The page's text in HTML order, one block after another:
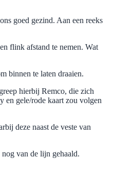
goed gezind. Aan een reeks
flink afstand te nemen. Wat
binnen te laten draaien.
hierbij Remco, die zich
en gele/rode kaart zou volgen
deze naast de veste van
van de lijn gehaald.